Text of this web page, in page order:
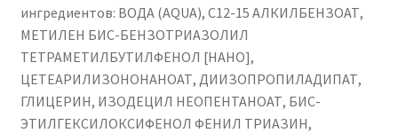
ингредиентов: ВОДА (AQUA), C12-15 АЛКИЛБЕНЗОАТ,
МЕТИЛЕН БИС-БЕНЗОТРИАЗОЛИЛ
ТЕТРАМЕТИЛБУТИЛФЕНОЛ [НАНО],
ЦЕТЕАРИЛИЗОНОНАНОАТ, ДИИЗОПРОПИЛАДИПАТ,
ГЛИЦЕРИН, ИЗОДЕЦИЛ НЕОПЕНТАНОАТ, БИС-
ЭТИЛГЕКСИЛОКСИФЕНОЛ ФЕНИЛ ТРИАЗИН,